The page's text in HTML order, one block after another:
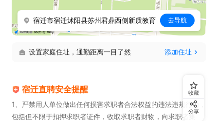
0 - 17:00，单休
宿迁市宿迁沭阳县苏州君鼎西侧新质教育 去导航
设置家庭住址，通勤距离一目了然 添加住址
宿迁直聘安全提醒
1、严禁用人单位做出任何损害求职者合法权益的违法违规行为，
包括但不限于扣押求职者证件，收取求职者财物，向求职者集
收藏
分享